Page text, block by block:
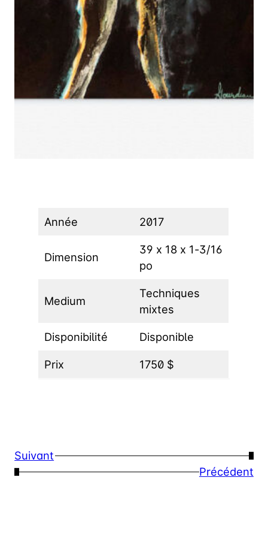
Année 2017
Dimension
39 x 18 x 1-3/16
po
Medium
Techniques
mixtes
Disponibilité Disponible
Prix 1750 $
Suivant
→
←
Précédent